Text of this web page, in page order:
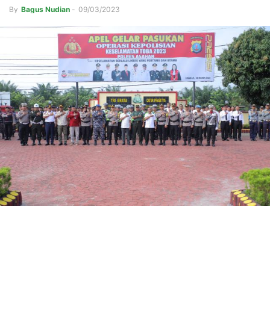
By Bagus Nudian - 09/03/2023